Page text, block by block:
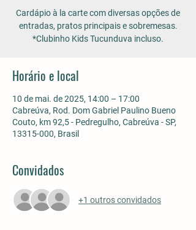
Cardápio à la carte com diversas opções de
entradas, pratos principais e sobremesas.
*Clubinho Kids Tucunduva incluso.
Horário e local
10 de mai. de 2025, 14:00 – 17:00
Cabreúva, Rod. Dom Gabriel Paulino Bueno
Couto, km 92,5 - Pedregulho, Cabreúva - SP,
13315-000, Brasil
Convidados
+1 outros convidados